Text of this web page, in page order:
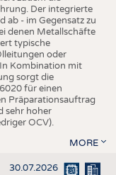
Der integrierte
ab - im Gegensatz zu
denen Metallschäfte
typische
oder
Kombination mit
sorgt die
für einen
Präparationsauftrag
sehr hoher
OCV).
MORE
30.07.2026